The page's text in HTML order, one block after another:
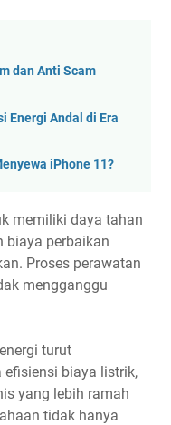
dan Anti Scam
Energi Andal di Era
iPhone 11?
memiliki daya tahan
biaya perbaikan
Proses perawatan
mengganggu
turut
biaya listrik,
yang lebih ramah
tidak hanya